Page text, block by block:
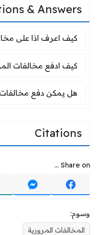
& Answers
كيف اعرف اذا
كيف اعرف اذا على
كيف ادفع
كيف ادفع مخالفات
هل يمكن دفع
هل يمكن دفع مخالفات
Citations
Share on ...
وسوم:
المخالفات المرورية